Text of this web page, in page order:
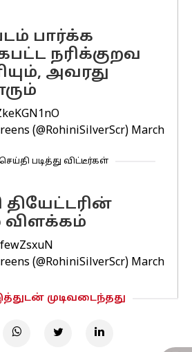
பார்க்க
நரிக்குறவ
அவரது
(@RohiniSilverScr) March
படித்து விட்டீர்கள்
(@RohiniSilverScr) March
முடிவடைந்தது